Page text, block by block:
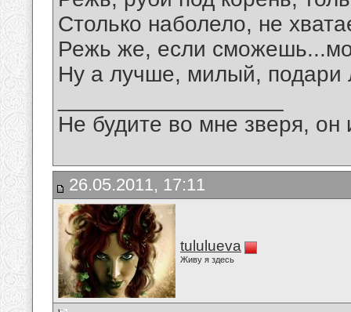
Столько наболело, не
Режь же, если
Ну а лучше, милый, подари
Не будите во мне зверя, он
26.05.2011, 17:11
tululueva
Живу я здесь